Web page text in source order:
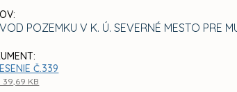
POZEMKU V K. Ú. SEVERNÉ MESTO PRE
Č.339
39,69 KB